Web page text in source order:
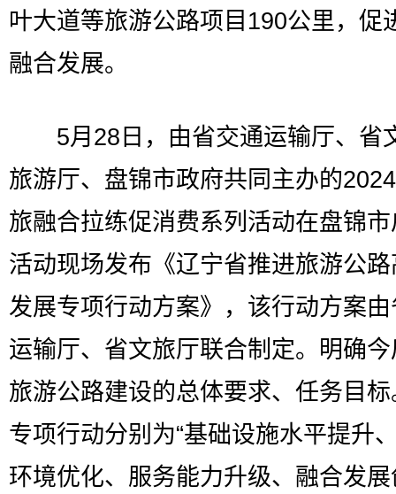
叶大道等旅游公路项目190公里，促
融合发展。
5月28日，由省交通运输厅、省
旅游厅、盘锦市政府共同主办的
旅融合拉练促消费系列活动在盘锦
活动现场发布《辽宁省推进旅游公
发展专项行动方案》，该行动方案
运输厅、省文旅厅联合制定。明确
旅游公路建设的总体要求、任务目
专项行动分别为“基础设施水平提升
环境优化、服务能力升级、融合发展